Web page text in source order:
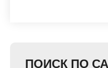
ПОИСК ПО